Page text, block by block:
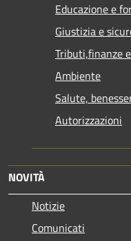
Educazione e
Giustizia e
Tributi,finanze
Ambiente
Salute,
Autorizzazioni
NOVITÀ
Notizie
Comunicati